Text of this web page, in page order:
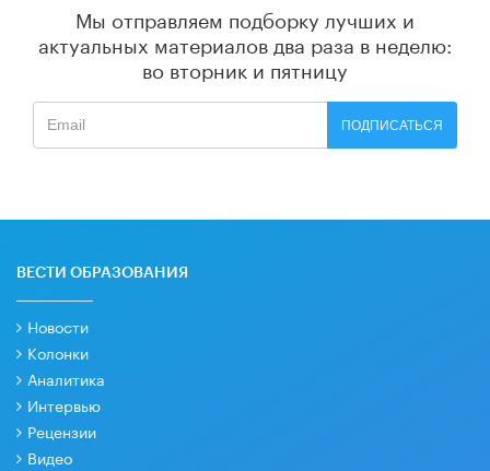
Мы отправляем подборку лучших и
актуальных материалов два раза в неделю:
во вторник и пятницу
ПОДПИСАТЬСЯ
ВЕСТИ ОБРАЗОВАНИЯ
Новости
Колонки
Аналитика
Интервью
Рецензии
Видео